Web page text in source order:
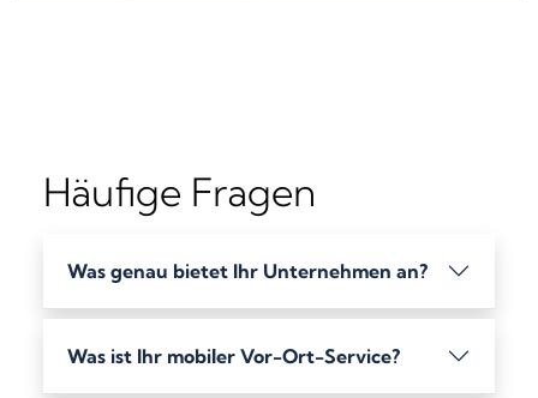
Häufige Fragen
Was genau bietet Ihr Unternehmen an?
Was ist Ihr mobiler Vor-Ort-Service?